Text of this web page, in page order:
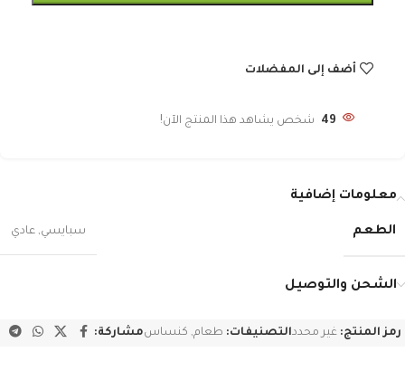
أضف إلى المفضلات
49 شخص يشاهد هذا المنتج الآن!
معلومات إضافية
الطعم سبايسي, عادي
الشحن والتوصيل
رمز المنتج: غير محددالتصنيفات: طعام, كنساسمشاركة: